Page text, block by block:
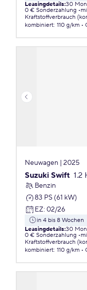
Leasingdetails:30
0 € Sonderzahlung
Kraftstoffverbrauch
kombiniert: 110 g/km
Neuwagen | 2025
Suzuki Swift 1.2
Benzin
83 PS (61 kW)
EZ: 02/26
in 4 bis 8 Wochen
Leasingdetails:30
0 € Sonderzahlung
Kraftstoffverbrauch
kombiniert: 110 g/km